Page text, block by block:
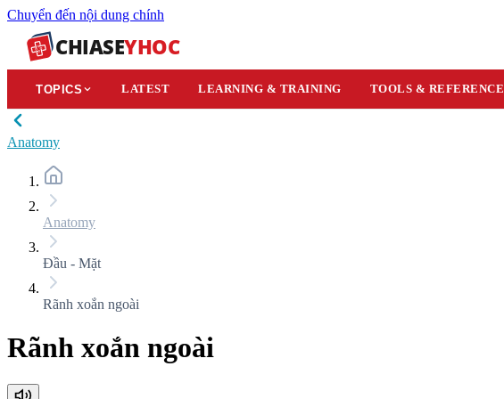
Chuyển đến nội dung chính
CHIASEYHOC
TOPICS LATEST LEARNING & TRAINING TOOLS & REFERENCE
Anatomy
Anatomy
Đầu - Mặt
Rãnh xoắn ngoài
Rãnh xoắn ngoài